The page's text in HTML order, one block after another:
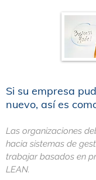
Si su empresa
nuevo, así es
Las organizaciones
hacia sistemas de
trabajar basados en
LEAN.